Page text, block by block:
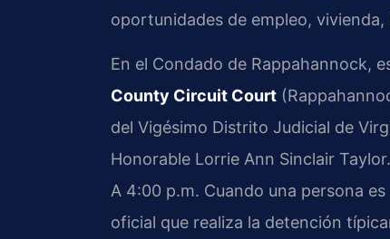
oportunidades de empleo,
En el Condado de Rappahannock,
County Circuit Court
del Vigésimo Distrito Judicial de
Honorable Lorrie Ann Sinclair
A 4:00 p.m. Cuando una persona
oficial que realiza la detención